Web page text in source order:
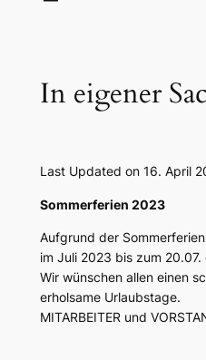
In eigener
Last Updated on 16. April
Sommerferien 2023
Aufgrund der
im Juli 2023 bis zum
Wir wünschen allen einen
erholsame Urlaubstage.
MITARBEITER und